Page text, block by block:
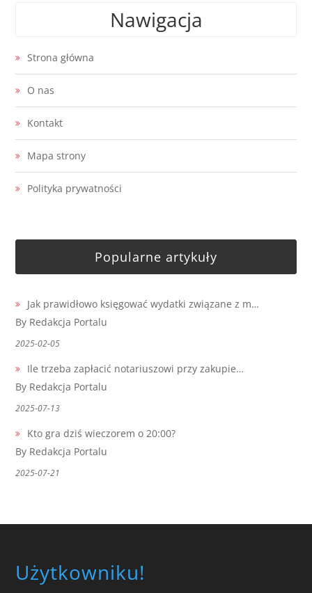
Nawigacja
Strona główna
O nas
Kontakt
Mapa strony
Polityka prywatności
Popularne artykuły
Jak prawidłowo księgować wydatki związane z m…
By Redakcja Portalu
2025-02-05
Ile trzeba zapłacić notariuszowi przy zakupie…
By Redakcja Portalu
2025-07-13
Kto gra dziś wieczorem o 20:00?
By Redakcja Portalu
2025-07-21
Użytkowniku!